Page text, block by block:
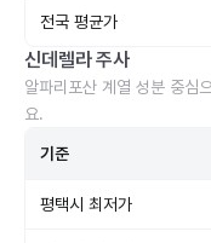
전국 평균가
신데렐라 주사
알파리포산 계열 성분 중심
요.
기준
평택시 최저가